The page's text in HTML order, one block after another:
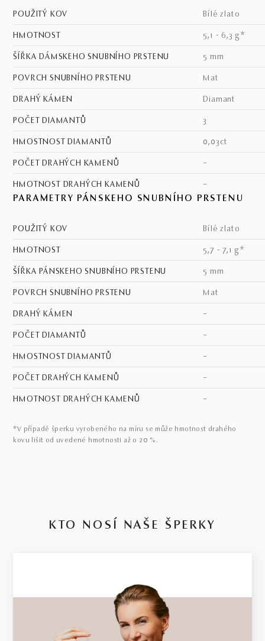
POUŽITÝ KOV bílé zlato
HMOTNOST 5,1 - 6,3 g*
ŠÍŘKA DÁMSKEHO SNUBNÍHO PRSTENU 5 mm
POVRCH SNUBNÍHO PRSTENU mat
DRAHÝ KÁMEN Diamant
POČET DIAMANTŮ 3
HMOSTNOST DIAMANTŮ 0,03ct
POČET DRAHÝCH KAMENŮ –
HMOTNOST DRAHÝCH KAMENŮ –
PARAMETRY PÁNSKEHO SNUBNÍHO PRSTENU
POUŽITÝ KOV bílé zlato
HMOTNOST 5,7 - 7,1 g*
ŠÍŘKA PÁNSKEHO SNUBNÍHO PRSTENU 5 mm
POVRCH SNUBNÍHO PRSTENU mat
DRAHÝ KÁMEN –
POČET DIAMANTŮ –
HMOSTNOST DIAMANTŮ –
POČET DRAHÝCH KAMENŮ –
HMOTNOST DRAHÝCH KAMENŮ –
*V případě šperku vyrobeného na míru se může hmotnost drahého
kovu lišit od uvedené hmotnosti až o 20 %.
KTO NOSÍ NAŠE ŠPERKY